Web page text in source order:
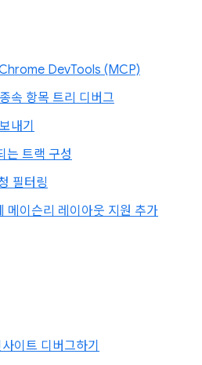
DevTools (MCP)
속 항목 트리 디버그
내기
는 트랙 구성
필터링
메이슨리 레이아웃 지원 추가
이트 디버그하기